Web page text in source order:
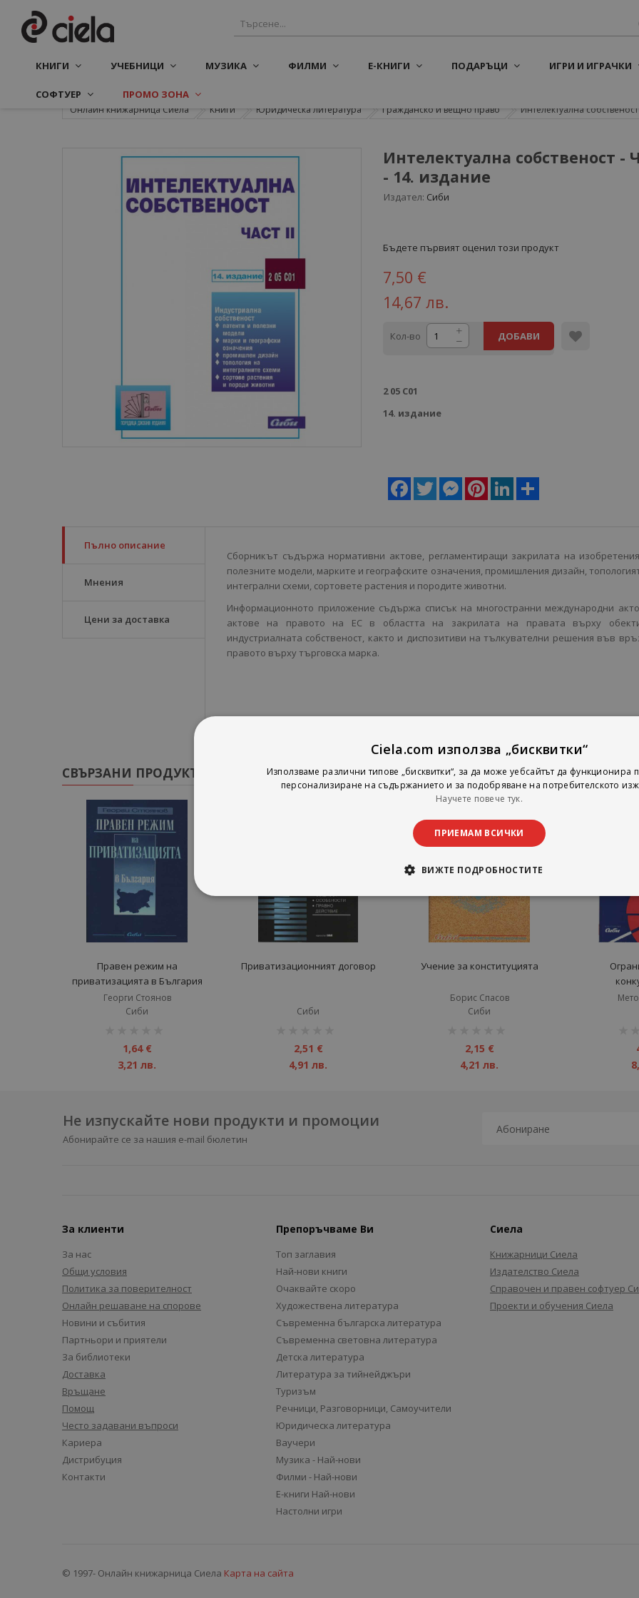
КНИГИ УЧЕБНИЦИ МУЗИКА ФИЛМИ Е-КНИГИ ПОДАРЪЦИ ИГРИ И ИГРАЧКИ
СОФТУЕР ПРОМО ЗОНА
Онлайн книжарница Сиела Книги Юридическа литература Гражданско и вещно право Интелектуална
Интелектуална собственост -
- 14. издание
Издател: Сиби
Бъдете първият оценил този продукт
7,50 €
14,67 лв.
Кол-во ДОБАВИ
2 05 С01
14. издание
Facebook
Twitter MessengerPinterestLinkedIn
Пълно описание
Мнения
Цени за доставка
Сборникът съдържа нормативни актове, регламентиращи закрилата на
полезните модели, марките и географските означения, промишления дизайн,
интегрални схеми, сортовете растения и породите животни.
Информационното приложение съдържа списък на многостранни международни
актове на правото на ЕС в областта на закрилата на правата върху
индустриалната собственост, както и диспозитиви на тълкувателни решения във
правото върху търговска марка.
СВЪРЗАНИ ПРОДУКТИ
Правен режим на
приватизацията в България
Георги Стоянов
Сиби
1,64 €
3,21 лв.
Приватизационният договор
Сиби
2,51 €
4,91 лв.
Учение за конституцията
Борис Спасов
Сиби
2,15 €
4,21 лв.
Не изпускайте нови продукти и промоции
Абонирайте се за нашия e-mail бюлетин
За клиенти
За нас
Общи условия
Политика за поверителност
Онлайн решаване на спорове
Новини и събития
Партньори и приятели
За библиотеки
Доставка
Връщане
Помощ
Често задавани въпроси
Кариера
Дистрибуция
Контакти
Препоръчваме Ви
Топ заглавия
Най-нови книги
Очаквайте скоро
Художествена литература
Съвременна българска литература
Съвременна световна литература
Детска литература
Литература за тийнейджъри
Туризъм
Речници, Разговорници, Самоучители
Юридическа литература
Ваучери
Музика - Най-нови
Филми - Най-нови
Е-книги Най-нови
Настолни игри
Сиела
Книжарници Сиела
Издателство Сиела
Справочен и правен софтуер
Проекти и обучения Сиела
© 1997- Онлайн книжарница Сиела Карта на сайта
Ciela.com използва „бисквитки“
Използваме различни типове „бисквитки“, за да може уебсайтът да функционира
персонализиране на съдържанието и за подобряване на потребителското
Научете повече тук.
ПРИЕМАМ ВСИЧКИ
ВИЖТЕ ПОДРОБНОСТИТЕ